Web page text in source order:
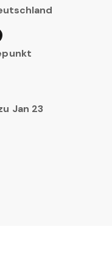
Jan 23